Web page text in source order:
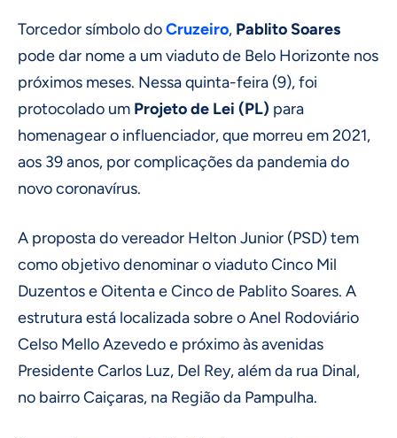
Torcedor símbolo doCruzeiro, Pablito Soares
pode dar nome a umviaduto de Belo Horizonte nos
próximos meses. Nessa quinta-feira (9), foi
protocolado um Projeto de Lei (PL) para
homenagear o influenciador, que morreu em 2021,
aos 39 anos, por complicações da pandemia do
novo coronavírus.
A proposta do vereador Helton Junior (PSD) tem
como objetivo denominar o viaduto Cinco Mil
Duzentos e Oitenta e Cinco de Pablito Soares. A
estrutura está localizada sobre o Anel Rodoviário
Celso Mello Azevedo e próximo às avenidas
Presidente Carlos Luz, Del Rey, além da rua Dinal,
no bairro Caiçaras, na Região da Pampulha.